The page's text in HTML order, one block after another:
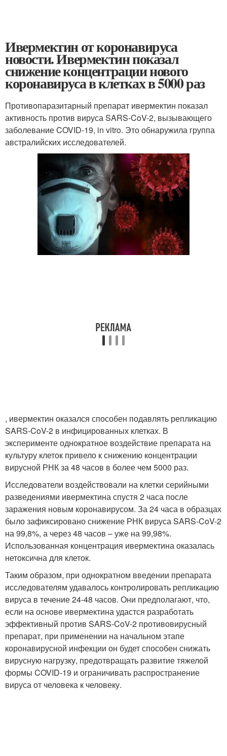
Ивермектин от коронавируса
новости. Ивермектин показал
снижение концентрации нового
коронавируса в клетках в 5000 раз
Противопаразитарный препарат ивермектин показал
активность против вируса SARS-CoV-2, вызывающего
заболевание COVID-19, in vitro. Это обнаружила группа
австралийских исследователей.
, ивермектин оказался способен подавлять репликацию
SARS-CoV-2 в инфицированных клетках. В
эксперименте однократное воздействие препарата на
культуру клеток привело к снижению концентрации
вирусной РНК за 48 часов в более чем 5000 раз.
Исследователи воздействовали на клетки серийными
разведениями ивермектина спустя 2 часа после
заражения новым коронавирусом. За 24 часа в образцах
было зафиксировано снижение РНК вируса SARS-CoV-2
на 99,8%, а через 48 часов – уже на 99,98%.
Использованная концентрация ивермектина оказалась
нетоксична для клеток.
Таким образом, при однократном введении препарата
исследователям удавалось контролировать репликацию
вируса в течение 24-48 часов. Они предполагают, что,
если на основе ивермектина удастся разработать
эффективный против SARS-CoV-2 противовирусный
препарат, при применении на начальном этапе
коронавирусной инфекции он будет способен снижать
вирусную нагрузку, предотвращать развитие тяжелой
формы COVID-19 и ограничивать распространение
вируса от человека к человеку.